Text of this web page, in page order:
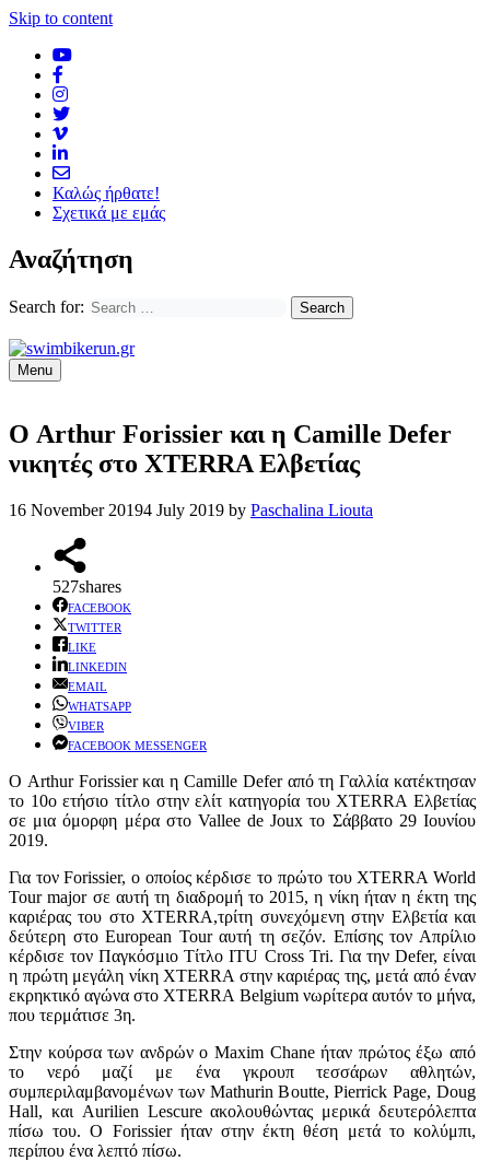
Skip to content
Καλώς ήρθατε!
Σχετικά με εμάς
Αναζήτηση
Search for:
Menu
Ο Arthur Forissier και η Camille Defer
νικητές στο XTERRA Ελβετίας
16 November 20194 July 2019 by Paschalina Liouta
527shares
FACEBOOK
TWITTER
LIKE
LINKEDIN
EMAIL
WHATSAPP
VIBER
FACEBOOK MESSENGER
Ο Arthur Forissier και η Camille Defer από τη Γαλλία κατέκτησαν
το 10ο ετήσιο τίτλο στην ελίτ κατηγορία του XTERRA Ελβετίας
σε μια όμορφη μέρα στο Vallee de Joux το Σάββατο 29 Ιουνίου
2019.
Για τον Forissier, ο οποίος κέρδισε το πρώτο του XTERRA World
Tour major σε αυτή τη διαδρομή το 2015, η νίκη ήταν η έκτη της
καριέρας του στο XTERRA,τρίτη συνεχόμενη στην Ελβετία και
δεύτερη στο European Tour αυτή τη σεζόν. Επίσης τον Απρίλιο
κέρδισε τον Παγκόσμιο Τίτλο ITU Cross Tri. Για την Defer, είναι
η πρώτη μεγάλη νίκη XTERRA στην καριέρας της, μετά από έναν
εκρηκτικό αγώνα στο XTERRA Belgium νωρίτερα αυτόν το μήνα,
που τερμάτισε 3η.
Στην κούρσα των ανδρών ο Maxim Chane ήταν πρώτος έξω από
το νερό μαζί με ένα γκρουπ τεσσάρων αθλητών,
συμπεριλαμβανομένων των Mathurin Boutte, Pierrick Page, Doug
Hall, και Aurilien Lescure ακολουθώντας μερικά δευτερόλεπτα
πίσω του. Ο Forissier ήταν στην έκτη θέση μετά το κολύμπι,
περίπου ένα λεπτό πίσω.